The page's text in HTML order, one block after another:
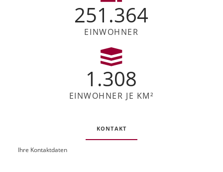
251.364
EINWOHNER
1.308
EINWOHNER JE KM²
KONTAKT
OUIhre Kontaktdaten